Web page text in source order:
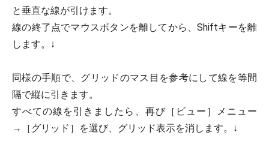
と垂直な線が引けます。
線の終了点でマウスボタンを離してから、Shiftキーを離
します。↓
同様の手順で、グリッドのマス目を参考にして線を等間
隔で縦に引きます。
すべての線を引きましたら、再び［ビュー］メニュー
→［グリッド］を選び、グリッド表示を消します。↓